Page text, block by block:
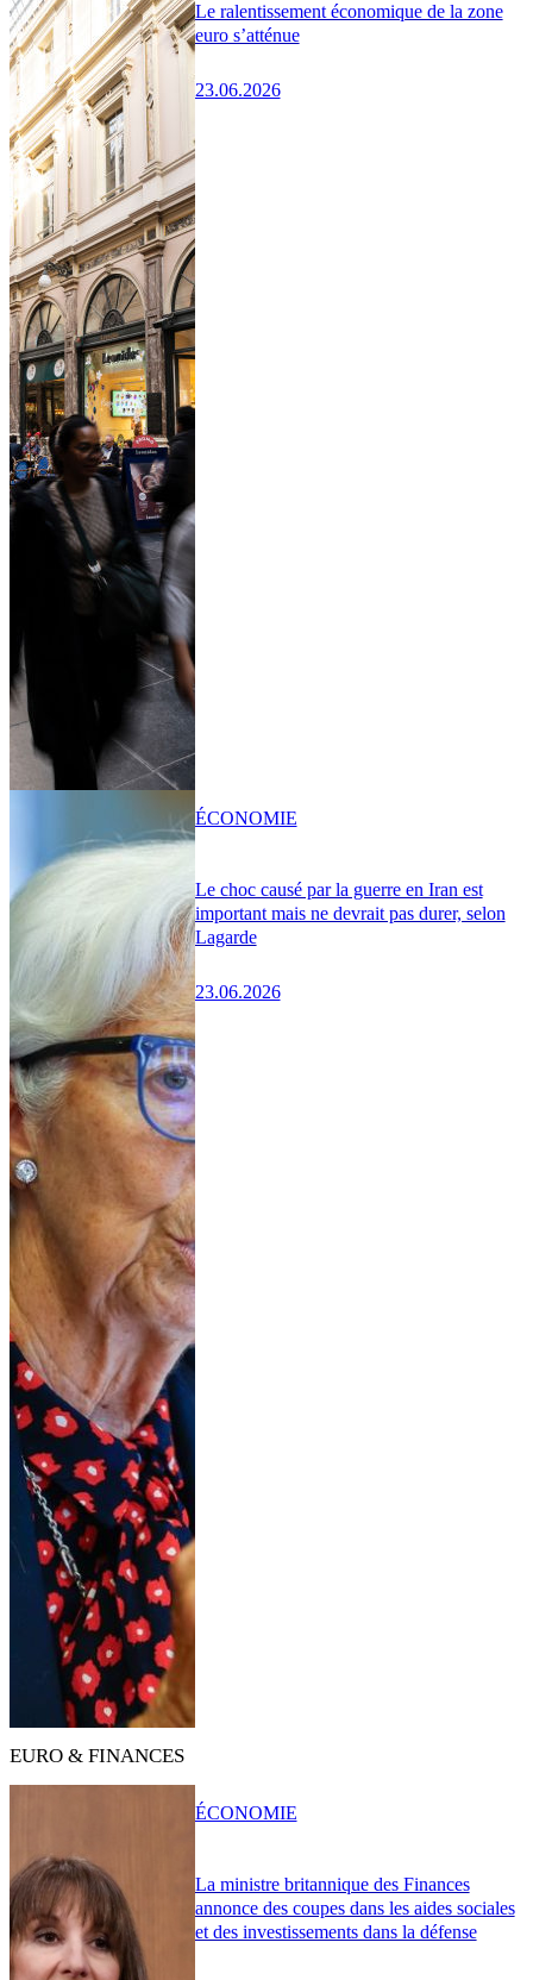
Le ralentissement économique de la zone
euro s’atténue
23.06.2026
Le choc causé par la guerre en Iran est
important mais ne devrait pas durer, selon
Lagarde
23.06.2026
ÉCONOMIE
EURO & FINANCES
La ministre britannique des Finances
annonce des coupes dans les aides sociales
et des investissements dans la défense
ÉCONOMIE